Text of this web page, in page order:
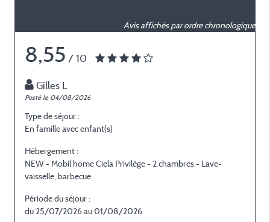
Avis affichés par ordre chronologique
8,55 / 10
Gilles L
Posté le 04/08/2026
Type de séjour :
En famille avec enfant(s)
Hébergement :
NEW - Mobil home Ciela Privilège - 2 chambres - Lave-
vaisselle, barbecue
Période du séjour :
du 25/07/2026 au 01/08/2026